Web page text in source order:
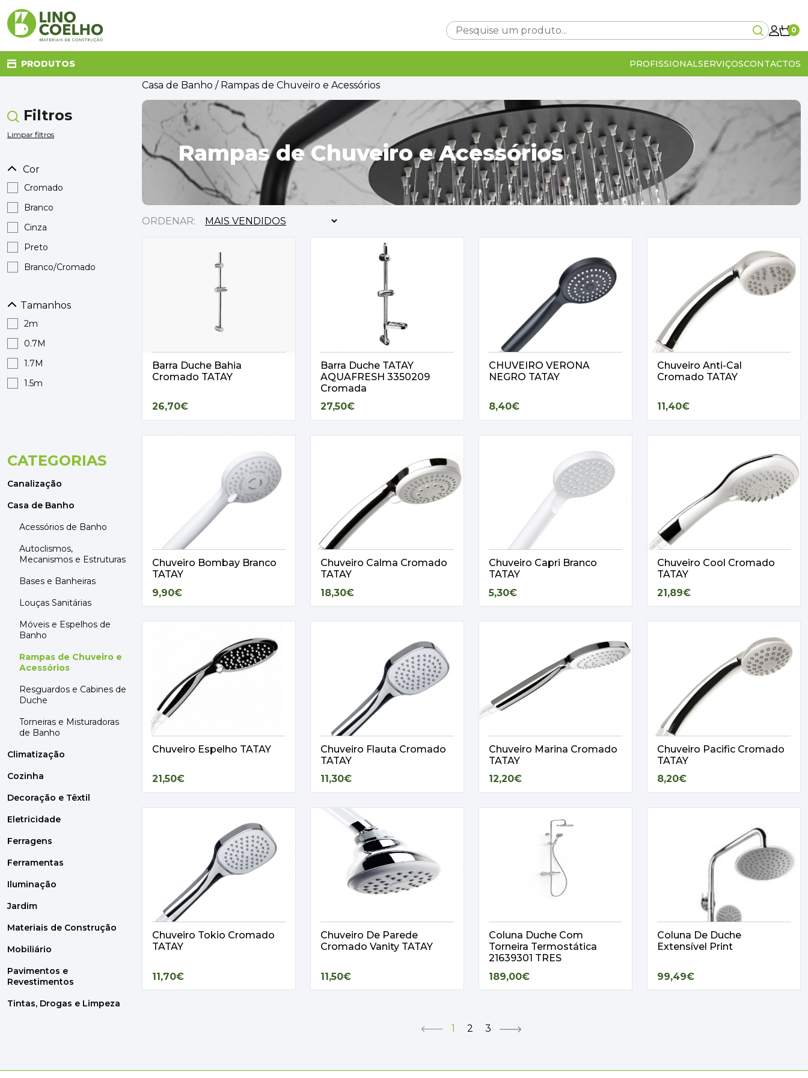
0
PRODUTOS PROFISSIONALSERVIÇOSCONTACTOS
CANALIZAÇÃO
CLIMATIZAÇÃO
DECORAÇÃO E TÊXTIL
ELETRICIDADE
FERRAMENTAS
ILUMINAÇÃO
JARDIM
MOBILIÁRIO
TINTAS, DROGAS E LIMPEZA
SKIL
Carrinho Vazio!
Subtotal
0,00€
Entrega
A calcular no checkout
TOTAL
0,00€ IVA Incluído
Filtros
Limpar filtros
Cor
Cromado
Branco
Cinza
Preto
Branco/Cromado
Tamanhos
2m
0.7M
1.7M
1.5m
CATEGORIAS
Canalização
Casa de Banho
Acessórios de Banho
Autoclismos,
Mecanismos e Estruturas
Bases e Banheiras
Louças Sanitárias
Móveis e Espelhos de
Banho
Rampas de Chuveiro e
Acessórios
Resguardos e Cabines de
Duche
Torneiras e Misturadoras
de Banho
Climatização
Cozinha
Decoração e Têxtil
Eletricidade
Ferragens
Ferramentas
Iluminação
Jardim
Materiais de Construção
Mobiliário
Pavimentos e
Revestimentos
Tintas, Drogas e Limpeza
Casa de Banho / Rampas de Chuveiro e Acessórios
Rampas de Chuveiro e Acessórios
ORDENAR:
Barra Duche Bahia
Cromado TATAY
26,70€
Barra Duche TATAY
AQUAFRESH 3350209
Cromada
27,50€
CHUVEIRO VERONA
NEGRO TATAY
8,40€
Chuveiro Anti-Cal
Cromado TATAY
11,40€
Chuveiro Bombay Branco
TATAY
9,90€
Chuveiro Calma Cromado
TATAY
18,30€
Chuveiro Capri Branco
TATAY
5,30€
Chuveiro Cool Cromado
TATAY
21,89€
Chuveiro Espelho TATAY
21,50€
Chuveiro Flauta Cromado
TATAY
11,30€
Chuveiro Marina Cromado
TATAY
12,20€
Chuveiro Pacific Cromado
TATAY
8,20€
Chuveiro Tokio Cromado
TATAY
11,70€
Chuveiro De Parede
Cromado Vanity TATAY
11,50€
Coluna Duche Com
Torneira Termostática
21639301 TRES
189,00€
Coluna De Duche
Extensível Print
99,49€
1 2 3